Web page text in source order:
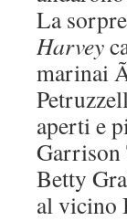
La
Harvey
marinai
aperti e
Garrison
Betty
al vicino